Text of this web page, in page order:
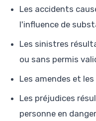
Les accidents
l'influence de
Les sinistres
ou sans permis
Les amendes et
Les préjudices
personne en danger